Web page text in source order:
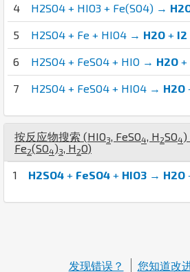
4 H2SO4 + HIO3 + Fe(SO4) →
5 H2SO4 + Fe + HIO4 → H2O + I2
6 H2SO4 + FeSO4 + HIO → H2O +
7 H2SO4 + FeSO4 + HIO4 → H2O
按反应物搜索 (HIO3, FeSO4, H 2SO4)
Fe2(SO4)3, H 2O)
1 H2SO4 + FeSO4 + HIO3 → H2O
发现错误？ 您知道改